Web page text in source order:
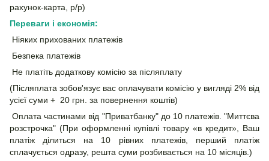
рахунок-карта, р/р)
Переваги і економія:
Ніяких прихованих платежів
Безпека платежів
Не платіть додаткову комісію за післяплату
(Післяплата зобов'язує вас оплачувати комісію у вигляді 2% від
усієї суми + 20 грн. за повернення коштів)
Оплата частинами від "Приватбанку" до 10 платежів. "Миттєва
розстрочка" (При оформленні купівлі товару «в кредит», Ваш
платіж ділиться на 10 рівних платежів, перший платіж
сплачується одразу, решта суми розбивається на 10 місяців.)